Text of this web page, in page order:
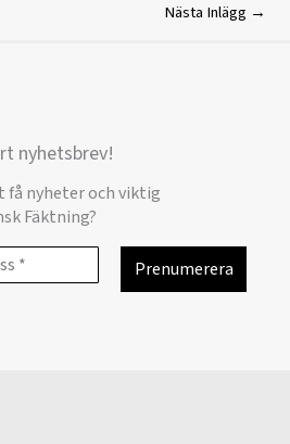
Nästa Inlägg →
nyhetsbrev!
få nyheter och viktig
Fäktning?